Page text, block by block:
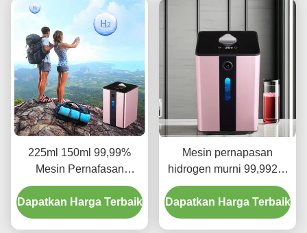
225ml 150ml 99,99%
Mesin Pernafasan
Hidrogen Murni Untuk
Kesehatan Penggunaan
Rumah
Dapatkan Harga Terbaik
Mesin pernapasan
hidrogen murni 99,992%
150ml
Dapatkan Harga Terbaik